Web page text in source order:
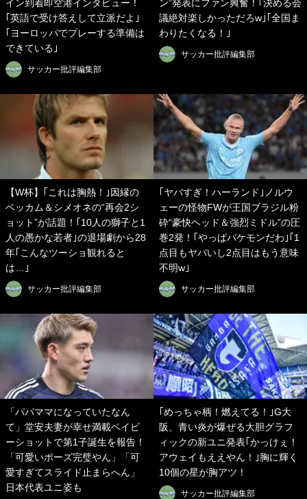
イン到着即空港インタビュー！
｢英語で受け答えして立派だよ｣
｢ヨーロッパでプレーする準備は
できている｣
サッカー批評編集部
ン”発表にファン興奮！｢決める会
議絶対楽しかっただろw｣｢全国ま
わりたくなる！｣
サッカー批評編集部
【W杯】｢これは胸熱！｣因縁の
ベッカム＆シメオネの“再会2シ
ョット”が話題！｢10人の獅子と1
人の愚かな若者｣の退場劇から28
年｢こんなツーショ観れると
は…｣
サッカー批評編集部
｢ヤバすぎ！ハーランド｣ノルウ
ェーの怪物FWが王国ブラジル粉
砕“豪快ヘッド＆強烈ミドル”の圧
巻2発！｢やっぱバケモンだわ｣｢1
点目もヤバいし2点目はもう意味
不明w｣
サッカー批評編集部
「パパママになっていたなん
て」堂安夫妻が幸せ満載ベイビ
ーショットで第1子誕生を報告！
「可愛いポーズ完璧やん」「可
愛すぎてスライド止まらへん」
日本代表ユニ姿も
｢めっちゃ柄！燃えてる！｣G大
阪、青い炎が爆ぜる大胆グラフ
ィックの新ユニ発表｢かっけぇ！
アウェイもええやん！｣胸に輝く
10個の星が胸アツ！
サッカー批評編集部